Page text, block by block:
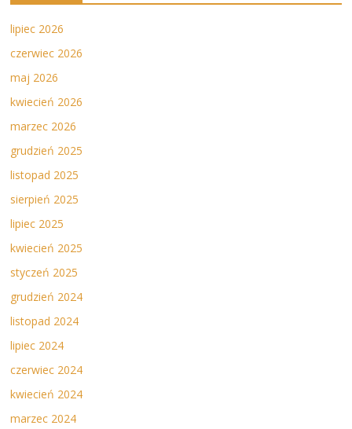
lipiec 2026
czerwiec 2026
maj 2026
kwiecień 2026
marzec 2026
grudzień 2025
listopad 2025
sierpień 2025
lipiec 2025
kwiecień 2025
styczeń 2025
grudzień 2024
listopad 2024
lipiec 2024
czerwiec 2024
kwiecień 2024
marzec 2024